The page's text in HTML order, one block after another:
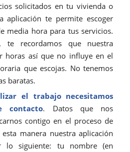
solicitados en tu vivienda o
aplicación te permite escoger
media hora para tus servicios.
te recordamos que nuestra
horas así que no influye en el
que escojas. No tenemos
baratas.
el trabajo necesitamos
contacto. Datos que nos
contigo en el proceso de
manera nuestra aplicación
siguiente: tu nombre (en